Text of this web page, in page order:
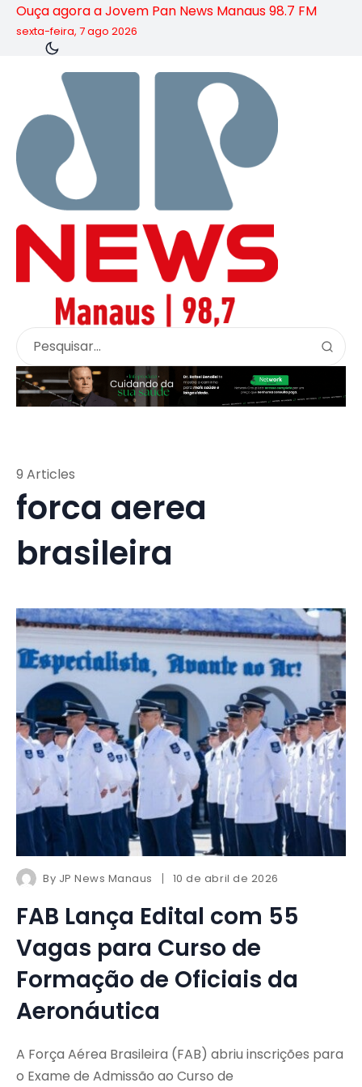
Ouça agora a Jovem Pan News Manaus 98.7 FM
sexta-feira, 7 ago 2026
forca aerea
brasileira
9 Articles
By JP News Manaus 10 de abril de 2026
FAB Lança Edital com 55
Vagas para Curso de
Formação de Oficiais da
Aeronáutica
A Força Aérea Brasileira (FAB) abriu inscrições para
o Exame de Admissão ao Curso de